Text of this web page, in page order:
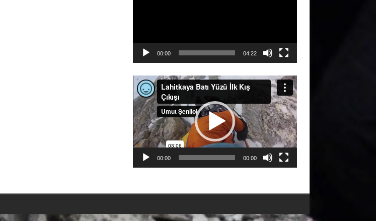
00:00 04:22
Video
oynatıcı
00:00 00:00